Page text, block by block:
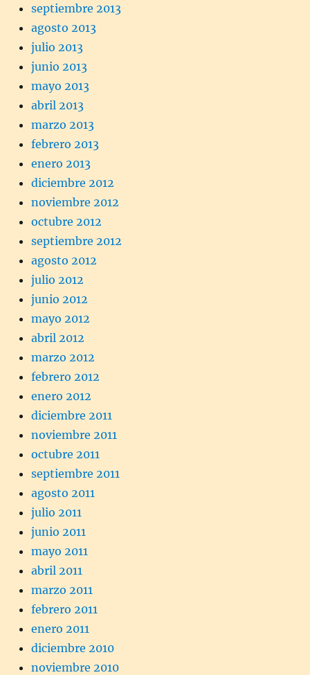
septiembre 2013
agosto 2013
julio 2013
junio 2013
mayo 2013
abril 2013
marzo 2013
febrero 2013
enero 2013
diciembre 2012
noviembre 2012
octubre 2012
septiembre 2012
agosto 2012
julio 2012
junio 2012
mayo 2012
abril 2012
marzo 2012
febrero 2012
enero 2012
diciembre 2011
noviembre 2011
octubre 2011
septiembre 2011
agosto 2011
julio 2011
junio 2011
mayo 2011
abril 2011
marzo 2011
febrero 2011
enero 2011
diciembre 2010
noviembre 2010